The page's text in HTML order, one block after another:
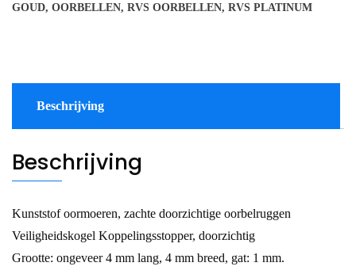
GOUD, OORBELLEN, RVS OORBELLEN, RVS PLATINUM
Beschrijving
Beschrijving
Kunststof oormoeren, zachte doorzichtige oorbelruggen
Veiligheidskogel Koppelingsstopper, doorzichtig
Grootte: ongeveer 4 mm lang, 4 mm breed, gat: 1 mm.